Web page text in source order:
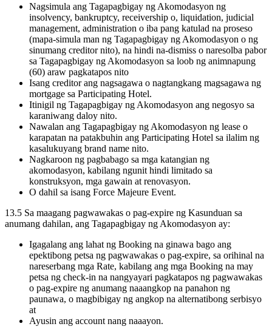
Nagsimula ang Tagapagbigay ng Akomodasyon ng
insolvency, bankruptcy, receivership o, liquidation, judicial
management, administration o iba pang katulad na proseso
(mapa-simula man ng Tagapagbigay ng Akomodasyon o ng
sinumang creditor nito), na hindi na-dismiss o naresolba pabor
sa Tagapagbigay ng Akomodasyon sa loob ng animnapung
(60) araw pagkatapos nito
Isang creditor ang nagsagawa o nagtangkang magsagawa ng
mortgage sa Participating Hotel.
Itinigil ng Tagapagbigay ng Akomodasyon ang negosyo sa
karaniwang daloy nito.
Nawalan ang Tagapagbigay ng Akomodasyon ng lease o
karapatan na patakbuhin ang Participating Hotel sa ilalim ng
kasalukuyang brand name nito.
Nagkaroon ng pagbabago sa mga katangian ng
akomodasyon, kabilang ngunit hindi limitado sa
konstruksyon, mga gawain at renovasyon.
O dahil sa isang Force Majeure Event.
13.5 Sa maagang pagwawakas o pag-expire ng Kasunduan sa
anumang dahilan, ang Tagapagbigay ng Akomodasyon ay:
Igagalang ang lahat ng Booking na ginawa bago ang
epektibong petsa ng pagwawakas o pag-expire, sa orihinal na
nareserbang mga Rate, kabilang ang mga Booking na may
petsa ng check-in na nangyayari pagkatapos ng pagwawakas
o pag-expire ng anumang naaangkop na panahon ng
paunawa, o magbibigay ng angkop na alternatibong serbisyo
at
Ayusin ang account nang naaayon.